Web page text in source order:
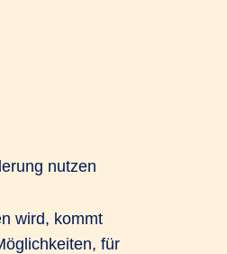
nutzen
wird, kommt
für